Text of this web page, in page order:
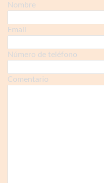
Nombre
Email
Número de teléfono
Comentario